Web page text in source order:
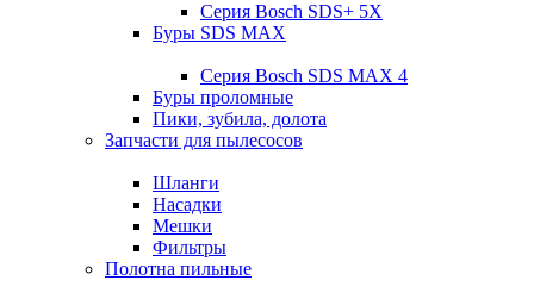
Серия Bosch SDS+ 5X
Буры SDS MAX
Серия Bosch SDS MAX 4
Буры проломные
Пики, зубила, долота
Запчасти для пылесосов
Шланги
Насадки
Мешки
Фильтры
Полотна пильные